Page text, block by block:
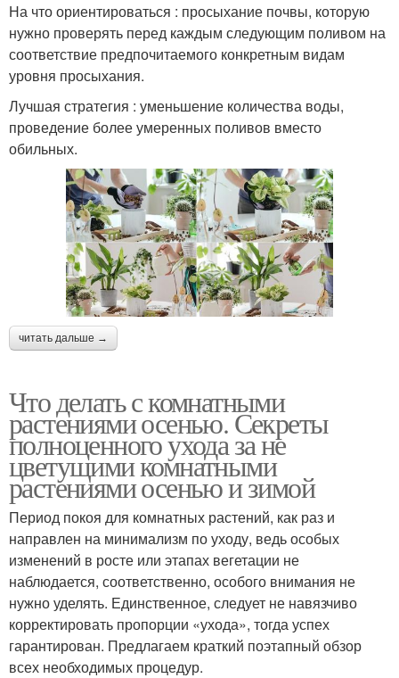
На что ориентироваться : просыхание почвы, которую
нужно проверять перед каждым следующим поливом на
соответствие предпочитаемого конкретным видам
уровня просыхания.
Лучшая стратегия : уменьшение количества воды,
проведение более умеренных поливов вместо
обильных.
читать дальше →
Что делать с комнатными
растениями осенью. Секреты
полноценного ухода за не
цветущими комнатными
растениями осенью и зимой
Период покоя для комнатных растений, как раз и
направлен на минимализм по уходу, ведь особых
изменений в росте или этапах вегетации не
наблюдается, соответственно, особого внимания не
нужно уделять. Единственное, следует не навязчиво
корректировать пропорции «ухода», тогда успех
гарантирован. Предлагаем краткий поэтапный обзор
всех необходимых процедур.